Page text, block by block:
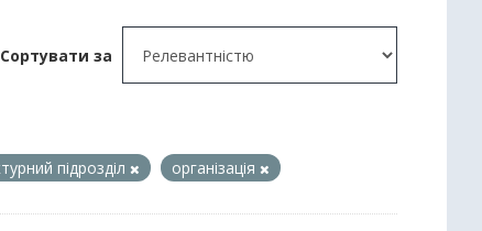
Сортувати за
підрозділ організація